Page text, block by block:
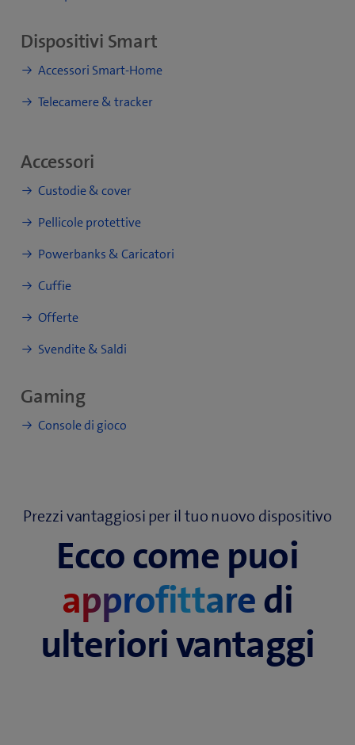
Dispositivi Smart
Accessori Smart-Home
Telecamere & tracker
Accessori
Custodie & cover
Pellicole protettive
Powerbanks & Caricatori
Cuffie
Offerte
Svendite & Saldi
Gaming
Console di gioco
Prezzi vantaggiosi per il tuo nuovo dispositivo
Ecco come puoi
approfittaredi
ulteriori vantaggi